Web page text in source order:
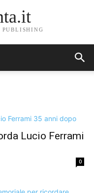
PUBLISHING
Lucio Ferrami
0